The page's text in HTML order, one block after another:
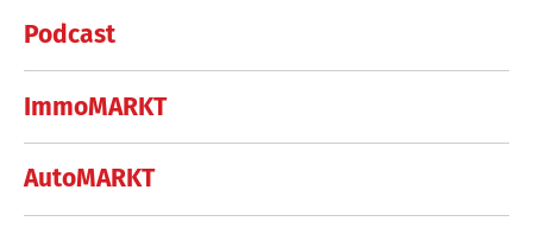
Podcast
ImmoMARKT
AutoMARKT